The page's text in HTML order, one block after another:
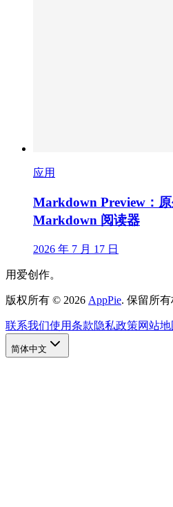
应用
Markdown Preview：
Markdown 阅读器
2026 年 7 月 17 日
用爱创作。
版权所有 © 2026 AppPie. 保留所有
联系我们使用条款隐私政策网站地
简体中文